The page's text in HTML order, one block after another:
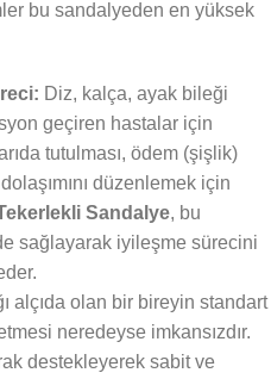
bu sandalyeden en yüksek
Diz, kalça, ayak bileği
geçiren hastalar için
tutulması, ödem (şişlik)
düzenlemek için
Sandalye, bu
sağlayarak iyileşme sürecini
alçıda olan bir bireyin standart
neredeyse imkansızdır.
destekleyerek sabit ve